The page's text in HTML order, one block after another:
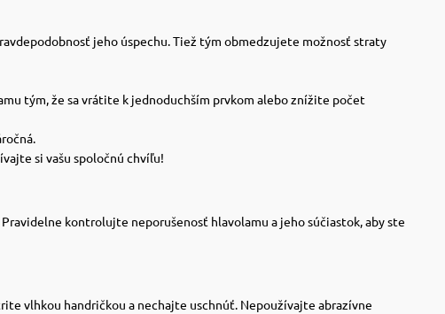
jeho úspechu. Tiež tým obmedzujete možnosť straty
tým, že sa vrátite k jednoduchším prvkom alebo znížite počet
si vašu spoločnú chvíľu!
Pravidelne kontrolujte neporušenosť hlavolamu a jeho súčiastok, aby ste
vlhkou handričkou a nechajte uschnúť. Nepoužívajte abrazívne